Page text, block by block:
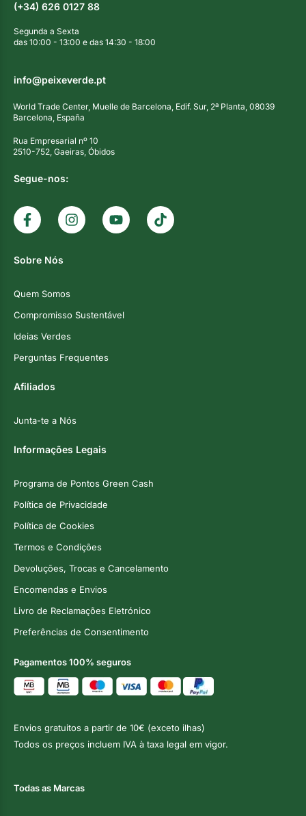
(+34) 626 0127 88
Segunda a Sexta
das 10:00 - 13:00 e das 14:30 - 18:00
info@peixeverde.pt
World Trade Center, Muelle de Barcelona, Edif. Sur, 2ª Planta, 08039
Barcelona, España
Rua Empresarial nº 10
2510-752, Gaeiras, Óbidos
Segue-nos:
Sobre Nós
Quem Somos
Compromisso Sustentável
Ideias Verdes
Perguntas Frequentes
Afiliados
Junta-te a Nós
Informações Legais
Programa de Pontos Green Cash
Política de Privacidade
Política de Cookies
Termos e Condições
Devoluções, Trocas e Cancelamento
Encomendas e Envios
Livro de Reclamações Eletrónico
Preferências de Consentimento
Pagamentos 100% seguros
Envios gratuitos a partir de 10€ (exceto ilhas)
Todos os preços incluem IVA à taxa legal em vigor.
Todas as Marcas